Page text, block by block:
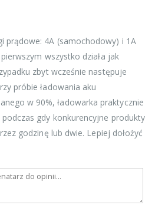
prądowe: 4A (samochodowy) i 1A
wszystko działa jak
zbyt wcześnie następuje
próbie ładowania aku
w 90%, ładowarka praktycznie
gdy konkurencyjne produkty
godzinę lub dwie. Lepiej dołożyć